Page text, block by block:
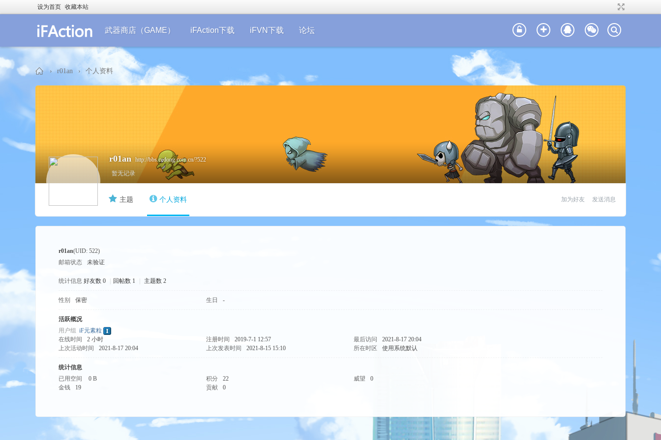
设为首页 收藏本站
武器商店（GAME） iFAction下载 iFVN下载 论坛
› r01an › 个人资料
r01an http://bbs.cedong.com.cn/?522
暂无记录
加为好友 发送消息
主题 个人资料
r01an(UID: 522)
邮箱状态
未验证
统计信息 好友数 0 回帖数 1 主题数 2
性别 保密 生日 -
活跃概况
用户组 iF元素粒
在线时间
2 小时 注册时间 2019-7-1 12:57 最后访问
2021-8-17 20:04
上次活动时间
2021-8-17 20:04 上次发表时间 2021-8-15 15:10 所在时区 使用系统默认
统计信息
已用空间
0 B 积分 22 威望
0
金钱
19 贡献 0